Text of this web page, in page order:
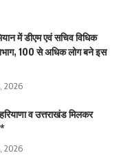
में डीएम एवं सचिव विधिक
100 से अधिक लोग बने इस
2026
व उत्तराखंड मिलकर
2026